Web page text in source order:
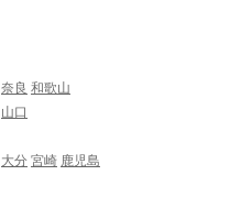
奈良 和歌山
山口
大分 宮崎 鹿児島